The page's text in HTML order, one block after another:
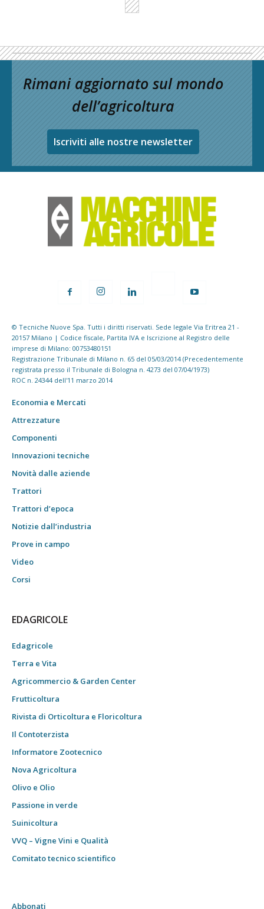
Rimani aggiornato sul mondo
dell’agricoltura
Iscriviti alle nostre newsletter
© Tecniche Nuove Spa. Tutti i diritti riservati. Sede legale Via Eritrea 21 -
20157 Milano | Codice fiscale, Partita IVA e Iscrizione al Registro delle
imprese di Milano: 00753480151
Registrazione Tribunale di Milano n. 65 del 05/03/2014 (Precedentemente
registrata presso il Tribunale di Bologna n. 4273 del 07/04/1973)
ROC n. 24344 dell'11 marzo 2014
Economia e Mercati
Attrezzature
Componenti
Innovazioni tecniche
Novità dalle aziende
Trattori
Trattori d’epoca
Notizie dall’industria
Prove in campo
Video
Corsi
EDAGRICOLE
Edagricole
Terra e Vita
Agricommercio & Garden Center
Frutticoltura
Rivista di Orticoltura e Floricoltura
Il Contoterzista
Informatore Zootecnico
Nova Agricoltura
Olivo e Olio
Passione in verde
Suinicoltura
VVQ – Vigne Vini e Qualità
Comitato tecnico scientifico
Abbonati